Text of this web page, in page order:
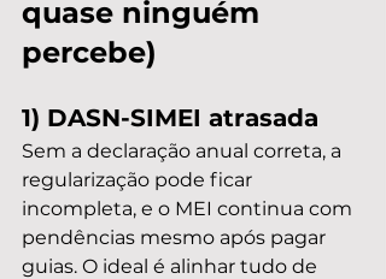
quase ninguém
percebe)
1) DASN-SIMEI atrasada
Sem a declaração anual correta, a
regularização pode ficar
incompleta, e o MEI continua com
pendências mesmo após pagar
guias. O ideal é alinhar tudo de